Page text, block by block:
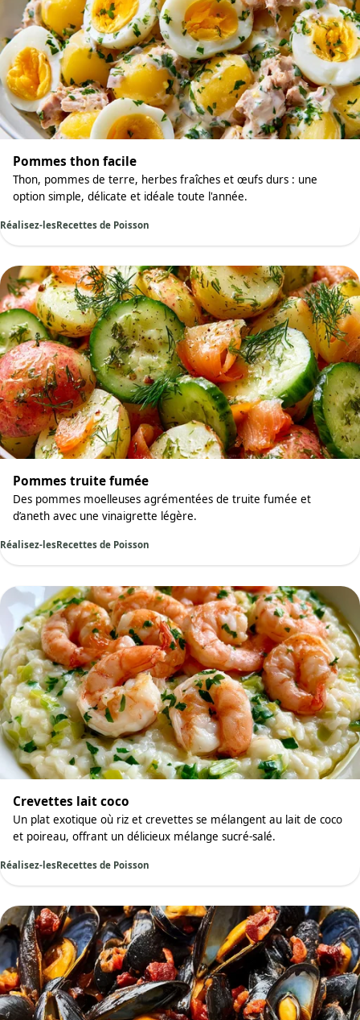
Pommes thon facile
Thon, pommes de terre, herbes fraîches et œufs durs : une
option simple, délicate et idéale toute l'année.
Réalisez-lesRecettes de Poisson
Pommes truite fumée
Des pommes moelleuses agrémentées de truite fumée et
d’aneth avec une vinaigrette légère.
Réalisez-lesRecettes de Poisson
Crevettes lait coco
Un plat exotique où riz et crevettes se mélangent au lait de coco
et poireau, offrant un délicieux mélange sucré-salé.
Réalisez-lesRecettes de Poisson